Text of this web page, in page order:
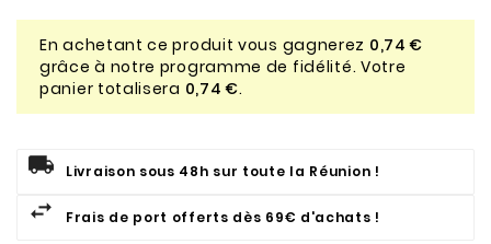
En achetant ce produit vous gagnerez 0,74 €
grâce à notre programme de fidélité. Votre
panier totalisera 0,74 €.
Livraison sous 48h sur toute la Réunion !
Frais de port offerts dès 69€ d'achats !